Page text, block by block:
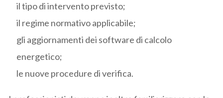
il tipo di intervento previsto;
il regime normativo applicabile;
gli aggiornamenti dei software di calcolo
energetico;
le nuove procedure di verifica.